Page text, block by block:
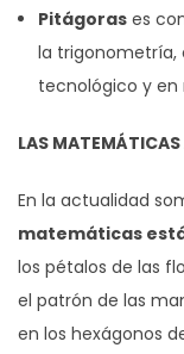
Pitágoras es
la trigonometría,
tecnológico y en
LAS
En la actualidad
matemáticas
los pétalos de las
el patrón de las
en los hexágonos